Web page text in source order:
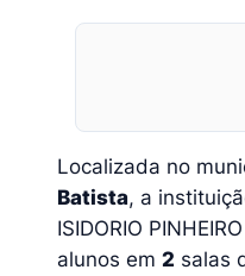
Localizada no
Batista, a
ISIDORIO
alunos em 2 salas